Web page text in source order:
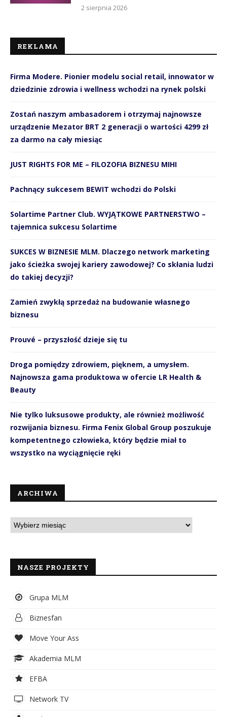
2 sierpnia 2026
REKLAMA
Firma Modere. Pionier modelu social retail, innowator w
dziedzinie zdrowia i wellness wchodzi na rynek polski
Zostań naszym ambasadorem i otrzymaj najnowsze
urządzenie Mezator BRT 2 generacji o wartości 4299 zł
za darmo na cały miesiąc
JUST RIGHTS FOR ME – FILOZOFIA BIZNESU MIHI
Pachnący sukcesem BEWIT wchodzi do Polski
Solartime Partner Club. WYJĄTKOWE PARTNERSTWO –
tajemnica sukcesu Solartime
SUKCES W BIZNESIE MLM. Dlaczego network marketing
jako ścieżka swojej kariery zawodowej? Co skłania ludzi
do takiej decyzji?
Zamień zwykłą sprzedaż na budowanie własnego
biznesu
Prouvé – przyszłość dzieje się tu
Droga pomiędzy zdrowiem, pięknem, a umysłem.
Najnowsza gama produktowa w ofercie LR Health &
Beauty
Nie tylko luksusowe produkty, ale również możliwość
rozwijania biznesu. Firma Fenix Global Group poszukuje
kompetentnego człowieka, który będzie miał to
wszystko na wyciągnięcie ręki
ARCHIWA
NASZE PROJEKTY
Grupa MLM
Biznesfan
Move Your Ass
Akademia MLM
EFBA
Network TV